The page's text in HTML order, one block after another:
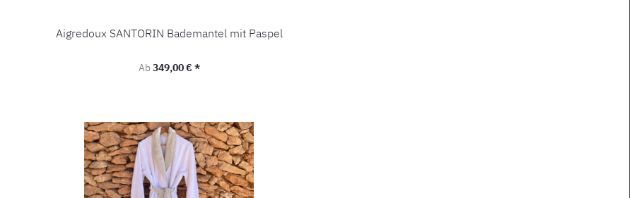
Aigredoux SANTORIN Bademantel mit Paspel
Regulärer Preis:
Ab349,00 € *